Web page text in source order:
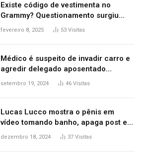
Existe código de vestimenta no
Grammy? Questionamento surgiu
após Bianca Censori, mulher de
fevereiro 8, 2025 53 Visitas
Médico é suspeito de invadir carro e
agredir delegado aposentado
durante confusão no trânsito
setembro 19, 2024 46 Visitas
Lucas Lucco mostra o pênis em
vídeo tomando banho, apaga post e
diz ‘foi mal’
dezembro 18, 2024 37 Visitas